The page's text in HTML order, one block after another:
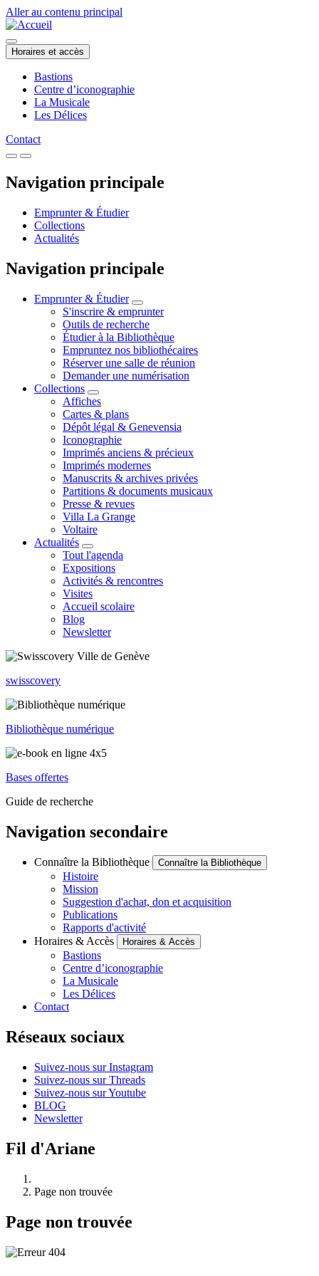
Aller au contenu principal
Horaires et accès
Bastions
Centre d’iconographie
La Musicale
Les Délices
Contact
Navigation principale
Emprunter & Étudier
Collections
Actualités
Navigation principale
Emprunter & Étudier
S'inscrire & emprunter
Outils de recherche
Étudier à la Bibliothèque
Empruntez nos bibliothécaires
Réserver une salle de réunion
Demander une numérisation
Collections
Affiches
Cartes & plans
Dépôt légal & Genevensia
Iconographie
Imprimés anciens & précieux
Imprimés modernes
Manuscrits & archives privées
Partitions & documents musicaux
Presse & revues
Villa La Grange
Voltaire
Actualités
Tout l'agenda
Expositions
Activités & rencontres
Visites
Accueil scolaire
Blog
Newsletter
swisscovery
Bibliothèque numérique
Bases offertes
Guide de recherche
Navigation secondaire
Connaître la Bibliothèque Connaître la Bibliothèque
Histoire
Mission
Suggestion d'achat, don et acquisition
Publications
Rapports d'activité
Horaires & Accès
Horaires & Accès
Bastions
Centre d’iconographie
La Musicale
Les Délices
Contact
Réseaux sociaux
Suivez-nous sur Instagram
Suivez-nous sur Threads
Suivez-nous sur Youtube
BLOG
Newsletter
Fil d'Ariane
Page non trouvée
Page non trouvée